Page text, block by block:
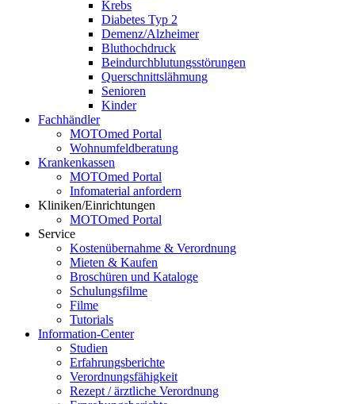
Krebs
Diabetes Typ 2
Demenz/Alzheimer
Bluthochdruck
Beindurchblutungsstörungen
Querschnittslähmung
Senioren
Kinder
Fachhändler
MOTOmed Portal
Wohnumfeldberatung
Krankenkassen
MOTOmed Portal
Infomaterial anfordern
Kliniken/Einrichtungen
MOTOmed Portal
Service
Kostenübernahme & Verordnung
Mieten & Kaufen
Broschüren und Kataloge
Schulungsfilme
Filme
Tutorials
Information-Center
Studien
Erfahrungsberichte
Verordnungsfähigkeit
Rezept / ärztliche Verordnung